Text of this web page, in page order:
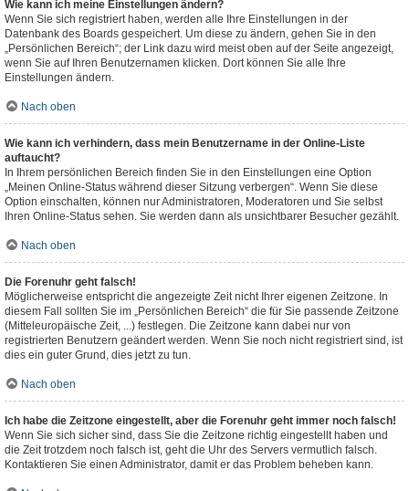
Wie kann ich meine Einstellungen ändern?
Wenn Sie sich registriert haben, werden alle Ihre Einstellungen in der
Datenbank des Boards gespeichert. Um diese zu ändern, gehen Sie in den
„Persönlichen Bereich“; der Link dazu wird meist oben auf der Seite angezeigt,
wenn Sie auf Ihren Benutzernamen klicken. Dort können Sie alle Ihre
Einstellungen ändern.
Nach oben
Wie kann ich verhindern, dass mein Benutzername in der Online-Liste
auftaucht?
In Ihrem persönlichen Bereich finden Sie in den Einstellungen eine Option
„Meinen Online-Status während dieser Sitzung verbergen“. Wenn Sie diese
Option einschalten, können nur Administratoren, Moderatoren und Sie selbst
Ihren Online-Status sehen. Sie werden dann als unsichtbarer Besucher gezählt.
Nach oben
Die Forenuhr geht falsch!
Möglicherweise entspricht die angezeigte Zeit nicht Ihrer eigenen Zeitzone. In
diesem Fall sollten Sie im „Persönlichen Bereich“ die für Sie passende Zeitzone
(Mitteleuropäische Zeit, ...) festlegen. Die Zeitzone kann dabei nur von
registrierten Benutzern geändert werden. Wenn Sie noch nicht registriert sind, ist
dies ein guter Grund, dies jetzt zu tun.
Nach oben
Ich habe die Zeitzone eingestellt, aber die Forenuhr geht immer noch falsch!
Wenn Sie sich sicher sind, dass Sie die Zeitzone richtig eingestellt haben und
die Zeit trotzdem noch falsch ist, geht die Uhr des Servers vermutlich falsch.
Kontaktieren Sie einen Administrator, damit er das Problem beheben kann.